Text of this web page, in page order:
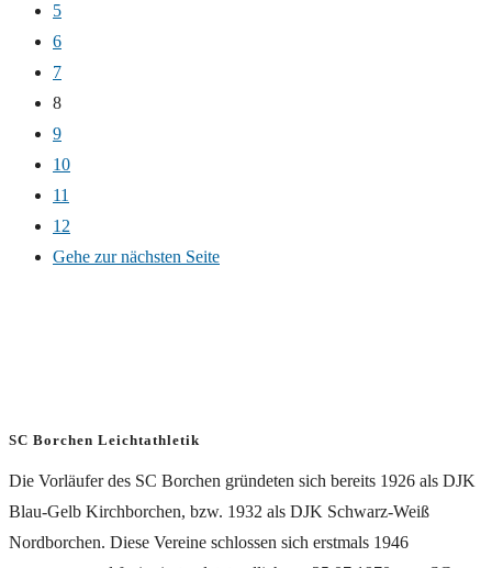
5
6
7
8
9
10
11
12
Gehe zur nächsten Seite
SC Borchen Leichtathletik
Die Vorläufer des SC Borchen gründeten sich bereits 1926 als DJK
Blau-Gelb Kirchborchen, bzw. 1932 als DJK Schwarz-Weiß
Nordborchen. Diese Vereine schlossen sich erstmals 1946